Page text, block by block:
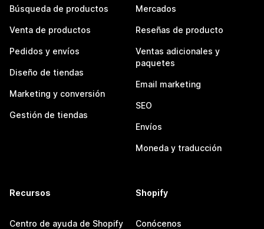
Búsqueda de productos
Venta de productos
Pedidos y envíos
Diseño de tiendas
Marketing y conversión
Gestión de tiendas
Mercados
Reseñas de producto
Ventas adicionales y
paquetes
Email marketing
SEO
Envíos
Moneda y traducción
Recursos
Centro de ayuda de Shopify
Shopify
Conócenos